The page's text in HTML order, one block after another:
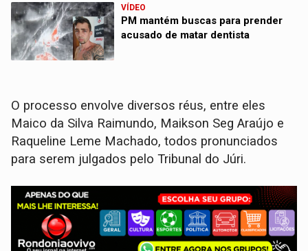
VÍDEO
PM mantém buscas para prender
acusado de matar dentista
O processo envolve diversos réus, entre eles
Maico da Silva Raimundo, Maikson Seg Araújo e
Raqueline Leme Machado, todos pronunciados
para serem julgados pelo Tribunal do Júri.